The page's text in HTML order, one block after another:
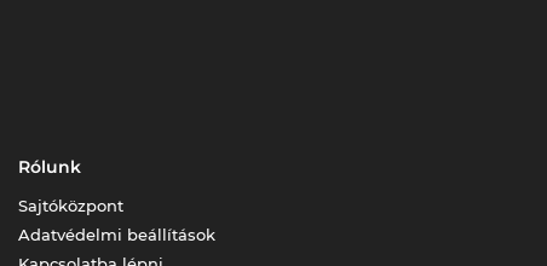
Rólunk
Sajtóközpont
Adatvédelmi beállítások